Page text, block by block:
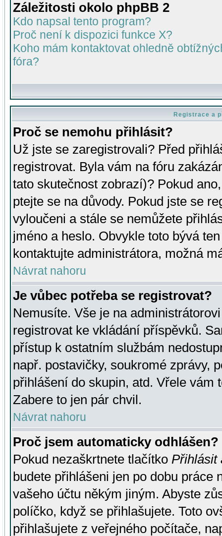
Záležitosti okolo phpBB 2
Kdo napsal tento program?
Proč není k dispozici funkce X?
Koho mám kontaktovat ohledně
fóra?
Registrace a
Proč se nemohu přihlásit?
Už jste se zaregistrovali? Před
registrovat. Byla vám na fóru
tato skutečnost zobrazí)? Pokud
ptejte se na důvody. Pokud jste se
vyloučeni a stále se nemůžete
jméno a heslo. Obvykle toto bývá
kontaktujte administrátora, možná
Návrat nahoru
Je vůbec potřeba se registrovat?
Nemusíte. Vše je na
registrovat ke vkládání příspěvků.
přístup k ostatním službám
např. postavičky, soukromé zprávy,
přihlášení do skupin, atd. Vřele vám
Zabere to jen pár chvil.
Návrat nahoru
Proč jsem automaticky odhlášen?
Pokud nezaškrtnete tlačítko Přihlásit
budete přihlášeni jen po dobu práce
vašeho účtu někým jiným. Abyste
políčko, když se přihlašujete. Toto
přihlašujete z veřejného počítače,